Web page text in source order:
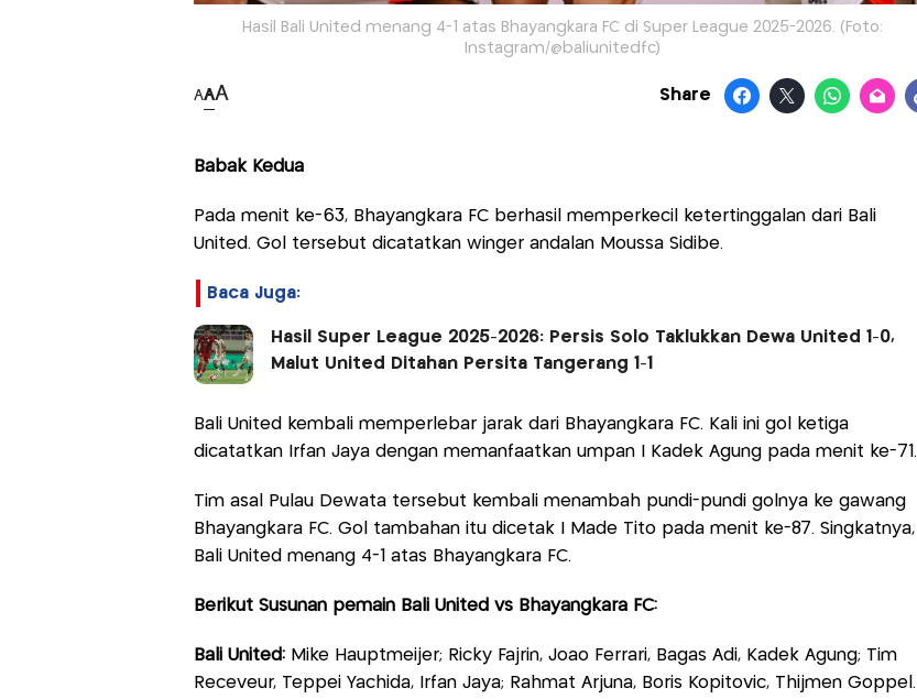
Hasil Bali United menang 4-1 atas Bhayangkara FC di Super League 2025-2026. (Foto:
Instagram/@baliunitedfc)
AAA Share
Babak Kedua
Pada menit ke-63, Bhayangkara FC berhasil memperkecil ketertinggalan dari Bali
United. Gol tersebut dicatatkan winger andalan Moussa Sidibe.
Baca Juga:
Hasil Super League 2025-2026: Persis Solo Taklukkan Dewa United 1-0,
Malut United Ditahan Persita Tangerang 1-1
Bali United kembali memperlebar jarak dari Bhayangkara FC. Kali ini gol ketiga
dicatatkan Irfan Jaya dengan memanfaatkan umpan I Kadek Agung pada menit ke-71.
Tim asal Pulau Dewata tersebut kembali menambah pundi-pundi golnya ke gawang
Bhayangkara FC. Gol tambahan itu dicetak I Made Tito pada menit ke-87. Singkatnya,
Bali United menang 4-1 atas Bhayangkara FC.
Berikut Susunan pemain Bali United vs Bhayangkara FC:
Bali United:Mike Hauptmeijer; Ricky Fajrin, Joao Ferrari, Bagas Adi, Kadek Agung; Tim
Receveur, Teppei Yachida, Irfan Jaya; Rahmat Arjuna, Boris Kopitovic, Thijmen Goppel.